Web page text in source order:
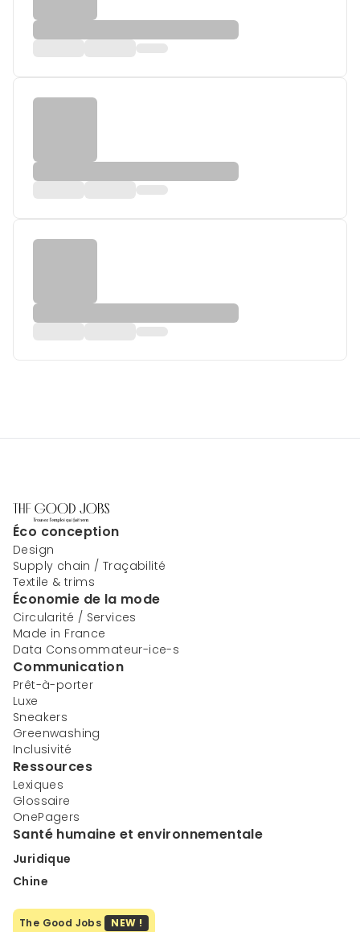
Éco conception
Design
Supply chain / Traçabilité
Textile & trims
Économie de la mode
Circularité / Services
Made in France
Data Consommateur-ice-s
Communication
Prêt-à-porter
Luxe
Sneakers
Greenwashing
Inclusivité
Ressources
Lexiques
Glossaire
OnePagers
Santé humaine et environnementale
Juridique
Chine
The Good Jobs NEW !